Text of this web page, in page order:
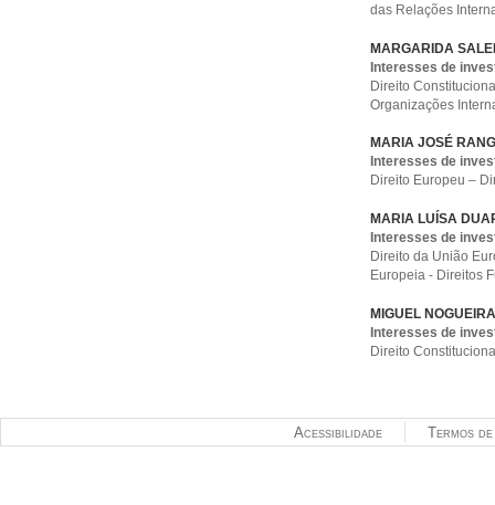
das Relações
MARGARIDA
Interesses de
Direito
Organizações
MARIA JOSÉ
Interesses de
Direito Europeu –
MARIA LUÍSA
Interesses de
Direito da União
Europeia - Direitos
MIGUEL
Interesses de
Direito
Termos
Acessibilidade